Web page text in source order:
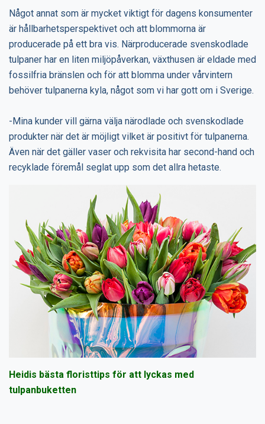
Något annat som är mycket viktigt för dagens konsumenter
är hållbarhetsperspektivet och att blommorna är
producerade på ett bra vis. Närproducerade svenskodlade
tulpaner har en liten miljöpåverkan, växthusen är eldade med
fossilfria bränslen och för att blomma under vårvintern
behöver tulpanerna kyla, något som vi har gott om i Sverige.
-Mina kunder vill gärna välja närodlade och svenskodlade
produkter när det är möjligt vilket är positivt för tulpanerna.
Även när det gäller vaser och rekvisita har second-hand och
recyklade föremål seglat upp som det allra hetaste.
Heidis bästa floristtips för att lyckas med
tulpanbuketten